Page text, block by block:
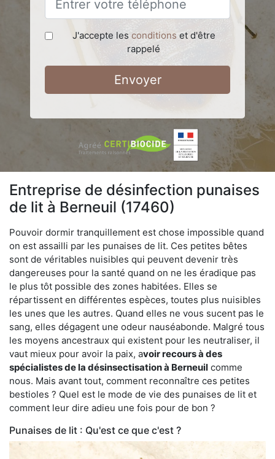
J'accepte les conditions et d'être
rappelé
Envoyer
Entreprise de désinfection punaises
de lit à Berneuil (17460)
Pouvoir dormir tranquillement est chose impossible quand
on est assailli par les punaises de lit. Ces petites bêtes
sont de véritables nuisibles qui peuvent devenir très
dangereuses pour la santé quand on ne les éradique pas
le plus tôt possible des zones habitées. Elles se
répartissent en différentes espèces, toutes plus nuisibles
les unes que les autres. Quand elles ne vous sucent pas le
sang, elles dégagent une odeur nauséabonde. Malgré tous
les moyens ancestraux qui existent pour les neutraliser, il
vaut mieux pour avoir la paix, avoir recours à des
spécialistes de la désinsectisation à Berneuil comme
nous. Mais avant tout, comment reconnaître ces petites
bestioles ? Quel est le mode de vie des punaises de lit et
comment leur dire adieu une fois pour de bon ?
Punaises de lit : Qu'est ce que c'est ?